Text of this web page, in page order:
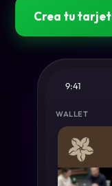
Crea tu
9:41
WALLET